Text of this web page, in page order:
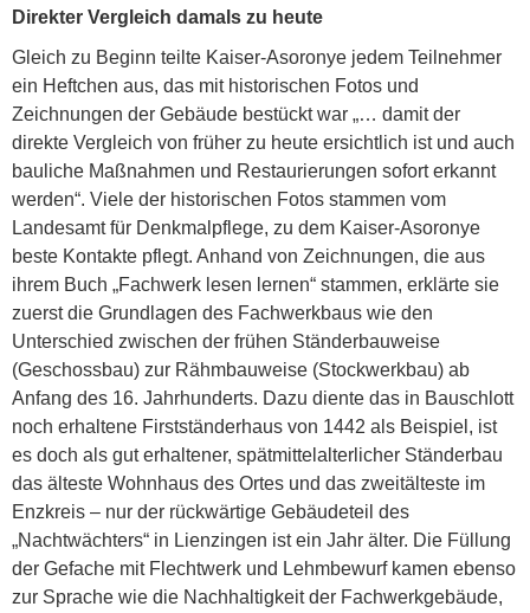
Direkter Vergleich damals zu heute
Gleich zu Beginn teilte Kaiser-Asoronye jedem Teilnehmer
ein Heftchen aus, das mit historischen Fotos und
Zeichnungen der Gebäude bestückt war „… damit der
direkte Vergleich von früher zu heute ersichtlich ist und auch
bauliche Maßnahmen und Restaurierungen sofort erkannt
werden“. Viele der historischen Fotos stammen vom
Landesamt für Denkmalpflege, zu dem Kaiser-Asoronye
beste Kontakte pflegt. Anhand von Zeichnungen, die aus
ihrem Buch „Fachwerk lesen lernen“ stammen, erklärte sie
zuerst die Grundlagen des Fachwerkbaus wie den
Unterschied zwischen der frühen Ständerbauweise
(Geschossbau) zur Rähmbauweise (Stockwerkbau) ab
Anfang des 16. Jahrhunderts. Dazu diente das in Bauschlott
noch erhaltene Firstständerhaus von 1442 als Beispiel, ist
es doch als gut erhaltener, spätmittelalterlicher Ständerbau
das älteste Wohnhaus des Ortes und das zweitälteste im
Enzkreis – nur der rückwärtige Gebäudeteil des
„Nachtwächters“ in Lienzingen ist ein Jahr älter. Die Füllung
der Gefache mit Flechtwerk und Lehmbewurf kamen ebenso
zur Sprache wie die Nachhaltigkeit der Fachwerkgebäude,